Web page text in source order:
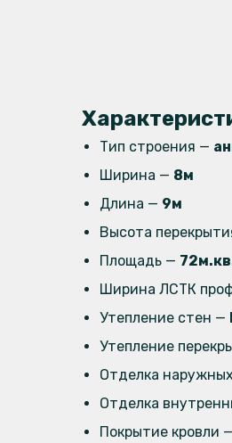
Тип строения —
Ширина — 8м
Длина — 9м
Высота
Площадь —
Ширина ЛСТК
Утепление стен —
Утепление
Отделка
Отделка
Покрытие кровли —